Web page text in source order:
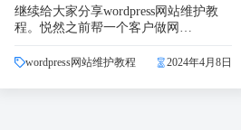
继续给大家分享wordpress网站维护教
程。悦然之前帮一个客户做网…
wordpress网站维护教程 2024年4月8日